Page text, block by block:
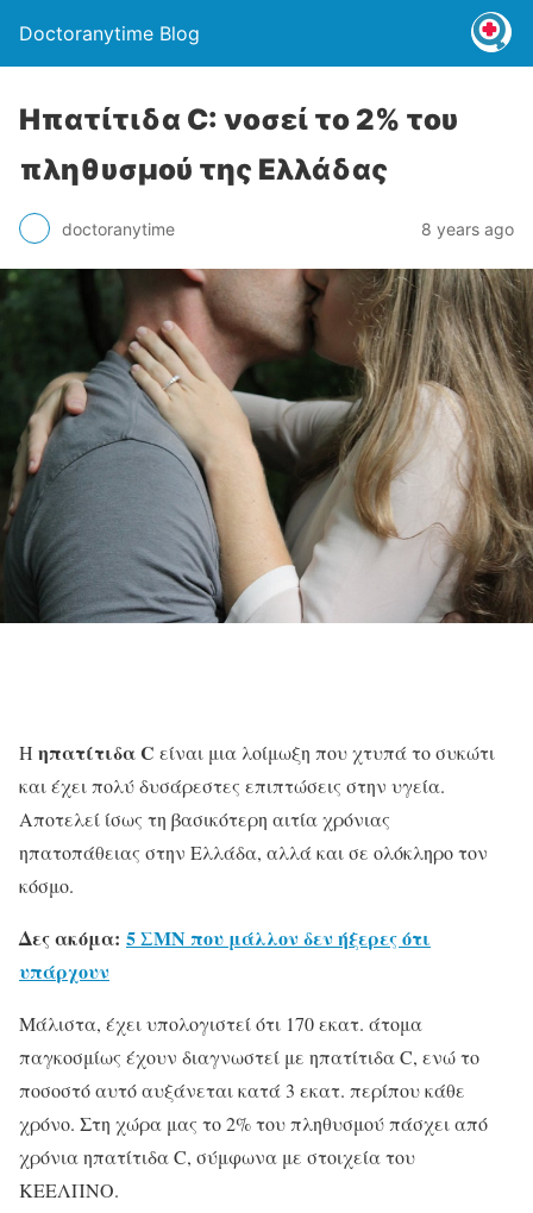
Doctoranytime Blog
Ηπατίτιδα C: νοσεί το 2% του
πληθυσμού της Ελλάδας
doctoranytime 8 years ago
Η ηπατίτιδαC είναι μια λοίμωξη που χτυπά το συκώτι
και έχει πολύ δυσάρεστες επιπτώσεις στην υγεία.
Αποτελεί ίσως τη βασικότερη αιτία χρόνιας
ηπατοπάθειας στην Ελλάδα, αλλά και σε ολόκληρο τον
κόσμο.
Δες ακόμα: 5 ΣΜΝ που μάλλον δεν ήξερες ότι
υπάρχουν
Μάλιστα, έχει υπολογιστεί ότι 170 εκατ. άτομα
παγκοσμίως έχουν διαγνωστεί με ηπατίτιδα C, ενώ το
ποσοστό αυτό αυξάνεται κατά 3 εκατ. περίπου κάθε
χρόνο. Στη χώρα μας το 2% του πληθυσμού πάσχει από
χρόνια ηπατίτιδα C, σύμφωνα με στοιχεία του
ΚΕΕΛΠΝΟ.